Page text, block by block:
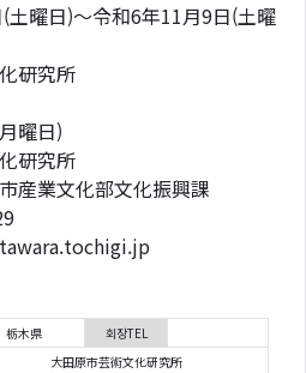
曜日)～令和6年11月9日(土曜
研究所
曜日)
研究所
産業文化部文化振興課
栃木県
회장TEL
大田原市芸術文化研究所